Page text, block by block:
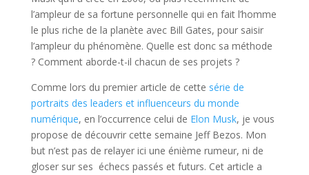
l’ampleur de sa fortune personnelle qui en fait l’homme
le plus riche de la planète avec Bill Gates, pour saisir
l’ampleur du phénomène. Quelle est donc sa méthode
? Comment aborde-t-il chacun de ses projets ?
Comme lors du premier article de cette série de
portraits des leaders et influenceurs du monde
numérique, en l’occurrence celui de Elon Musk, je vous
propose de découvrir cette semaine Jeff Bezos. Mon
but n’est pas de relayer ici une énième rumeur, ni de
gloser sur ses échecs passés et futurs. Cet article a